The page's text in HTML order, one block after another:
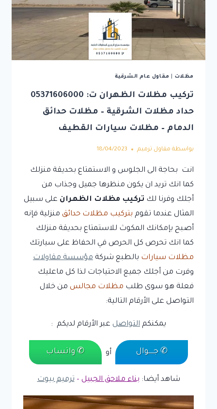
مظلات مقاول عام الشرقية
تركيب مظلات الظهران ت: 05371606000
حداد مظلات الشرقية – مظلات حدائق
الدمام – مظلات سيارات القطيف
بواسطة مقاول ترميم 18/04/2023
انت بحاجة الى الجلوس و الاستمتاع بحديقة منزلك
كما انك تريد ان يكون منظرها جميل وجذاب من
أجلك وفرنا لك تركيب مظلات الظهران على سبيل
المثال عندما تقوم بتركيب مظلات حدائق منزلية فإنه
أصبح بإمكانك المكوث للاستمتاع بحديقة منزلك
كما انك تحرص كل الحرص في الحفاظ على سيارتك
مظلات سيارات بالطبع شركة مؤسسة مقاولات
وفرت من أجلك جميع الاحتياجات لذا كل ماعليك
فعلة هو سوى طلب مظلات مجالس من خلال
التواصل على الأرقام التالية:
يمكنكم التواصل عبر الأرقام لديكم :
✆ جـــــوال أو ✆ واتساب
شاهد أيضا: بناء ملاحق الجبيل –ترميم بيوت